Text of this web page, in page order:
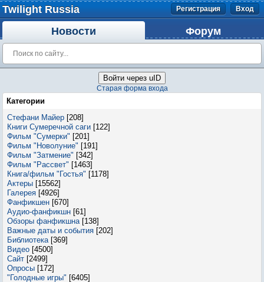
Twilight Russia Регистрация Вход
Новости Форум
Войти через uID
Старая форма входа
Категории
Стефани Майер [208]
Книги Сумеречной саги [122]
Фильм "Сумерки" [201]
Фильм "Новолуние" [191]
Фильм "Затмение" [342]
Фильм "Рассвет" [1463]
Книга/фильм "Гостья" [1178]
Актеры [15562]
Галерея [4926]
Фанфикшен [670]
Аудио-фанфикшн [61]
Обзоры фанфикшна [138]
Важные даты и события [202]
Библиотека [369]
Видео [4500]
Сайт [2499]
Опросы [172]
"Голодные игры" [6405]